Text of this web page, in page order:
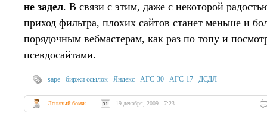
не задел. В связи с этим, даже с некоторой
приход фильтра, плохих сайтов станет меньше и
порядочным вебмастерам, как раз по топу и
псевдосайтами.
sape биржи ссылок Яндекс АГС-30 АГС-17 ДСДЛ
Ленивый бомж 19 декабря, 2009 - 7:23